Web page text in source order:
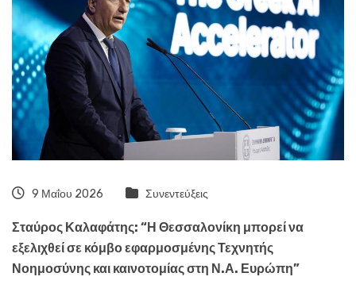
9 Μαΐου 2026 Συνεντεύξεις
Σταύρος Καλαφάτης: “Η Θεσσαλονίκη μπορεί να
εξελιχθεί σε κόμβο εφαρμοσμένης Τεχνητής
Νοημοσύνης και καινοτομίας στη Ν.Α. Ευρώπη”